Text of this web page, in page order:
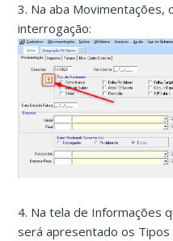
3. Na aba Movimentações,
interrogação:
4. Na tela de Informações
será apresentado os Tipos